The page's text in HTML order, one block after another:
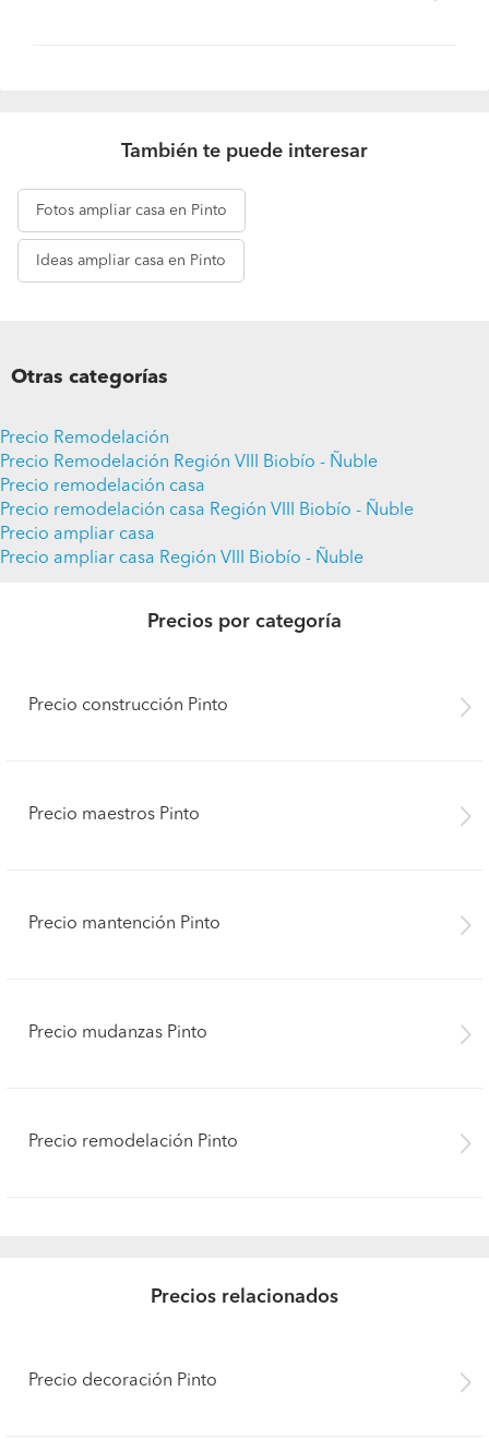
También te puede interesar
Fotos ampliar casa en Pinto
Ideas ampliar casa en Pinto
Otras categorías
Precio Remodelación
Precio Remodelación Región VIII Biobío - Ñuble
Precio remodelación casa
Precio remodelación casa Región VIII Biobío - Ñuble
Precio ampliar casa
Precio ampliar casa Región VIII Biobío - Ñuble
Precios por categoría
Precio construcción Pinto
Precio maestros Pinto
Precio mantención Pinto
Precio mudanzas Pinto
Precio remodelación Pinto
Precios relacionados
Precio decoración Pinto